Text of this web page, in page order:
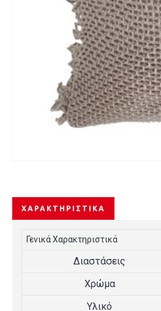
ΧΑΡΑΚΤΗΡΙΣΤΙΚΆ
Γενικά Χαρακτηριστικά
Διαστάσεις
Χρώμα
Υλικό